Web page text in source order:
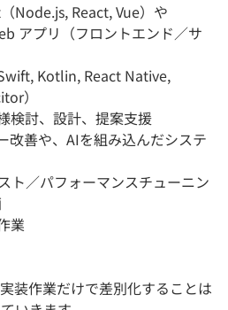
Node.js, React, Vue）や
アプリ（フロントエンド／サ
Kotlin, React Native,
）
検討、設計、提案支援
改善や、AIを組み込んだシステ
ト／パフォーマンスチューニン
業
装作業だけで差別化することは